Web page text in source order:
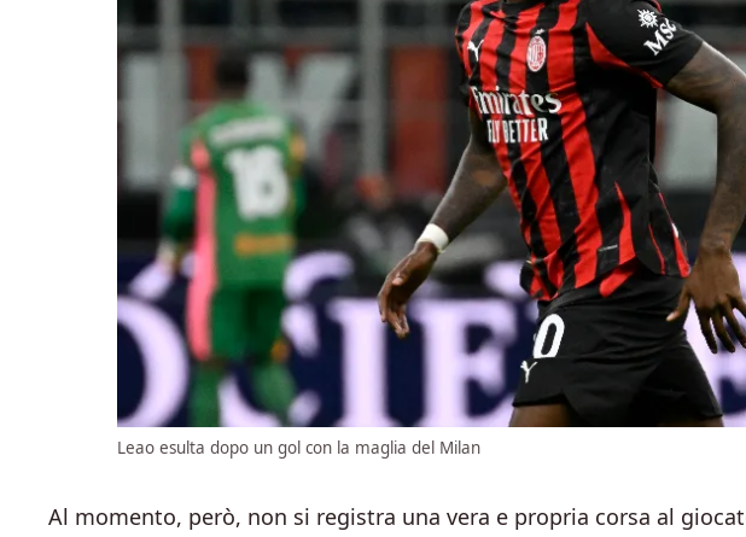
Leao esulta dopo un gol con la maglia del Milan
Al momento, però, non si registra una vera e propria corsa al